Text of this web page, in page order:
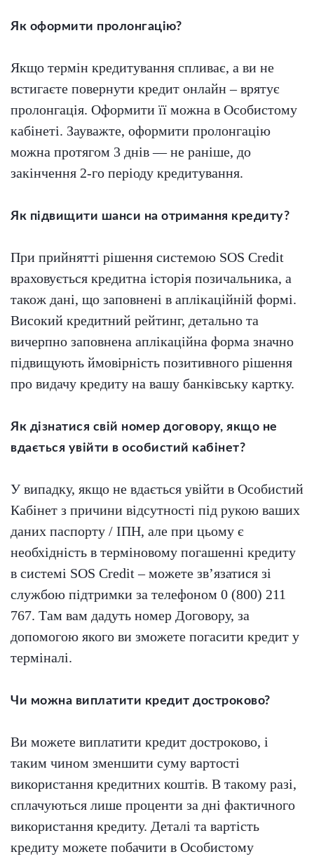
Як оформити пролонгацію?
Якщо термін кредитування спливає, а ви не
встигаєте повернути кредит онлайн – врятує
пролонгація. Оформити її можна в Особистому
кабінеті. Зауважте, оформити пролонгацію
можна протягом 3 днів — не раніше, до
закінчення 2-го періоду кредитування.
Як підвищити шанси на отримання кредиту?
При прийнятті рішення системою SOS Credit
враховується кредитна історія позичальника, а
також дані, що заповнені в аплікаційній формі.
Високий кредитний рейтинг, детально та
вичерпно заповнена аплікаційна форма значно
підвищують ймовірність позитивного рішення
про видачу кредиту на вашу банківську картку.
Як дізнатися свій номер договору, якщо не
вдається увійти в особистий кабінет?
У випадку, якщо не вдається увійти в Особистий
Кабінет з причини відсутності під рукою ваших
даних паспорту / ІПН, але при цьому є
необхідність в терміновому погашенні кредиту
в системі SOS Credit – можете зв’язатися зі
службою підтримки за телефоном 0 (800) 211
767. Там вам дадуть номер Договору, за
допомогою якого ви зможете погасити кредит у
терміналі.
Чи можна виплатити кредит достроково?
Ви можете виплатити кредит достроково, і
таким чином зменшити суму вартості
використання кредитних коштів. В такому разі,
сплачуються лише проценти за дні фактичного
використання кредиту. Деталі та вартість
кредиту можете побачити в Особистому